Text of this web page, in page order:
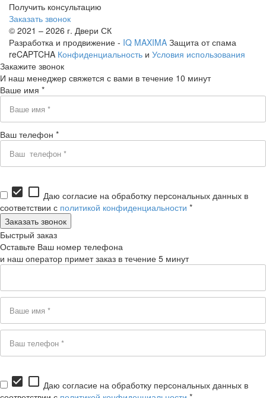
Получить консультацию
Заказать звонок
© 2021 – 2026 г. Двери СК
Разработка и продвижение - IQ MAXIMA Защита от спама
reCAPTCHA Конфиденциальность и Условия использования
Закажите звонок
И наш менеджер свяжется с вами в течение 10 минут
Ваше имя *
Ваш телефон *
check_box check_box_outline_blank Даю согласие на обработку персональных данных в
соответствии с политикой конфиденциальности *
Быстрый заказ
Оставьте Ваш номер телефона
и наш оператор примет заказ в течение 5 минут
check_box check_box_outline_blank Даю согласие на обработку персональных данных в